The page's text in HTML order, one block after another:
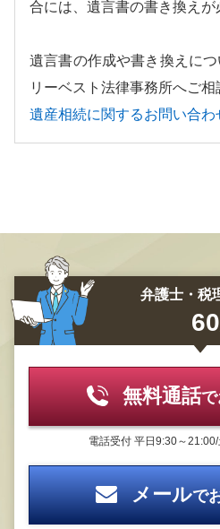
合には、遺言書の書き換えが
遺言書の作成や書き換えに
リーベスト法律事務所へご相
遺産相続に関するお問い合わ
弁護士・税
60
無料通話
電話受付 平日9:30～
メールで